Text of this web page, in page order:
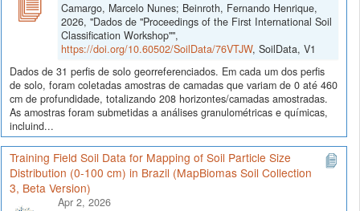
Camargo, Marcelo Nunes; Beinroth, Fernando Henrique,
2026, "Dados de "Proceedings of the First International Soil
Classification Workshop"",
https://doi.org/10.60502/SoilData/76VTJW, SoilData, V1
Dados de 31 perfis de solo georreferenciados. Em cada um dos perfis
de solo, foram coletadas amostras de camadas que variam de 0 até 460
cm de profundidade, totalizando 208 horizontes/camadas amostradas.
As amostras foram submetidas a análises granulométricas e químicas,
incluind...
Training Field Soil Data for Mapping of Soil Particle Size
Distribution (0-100 cm) in Brazil (MapBiomas Soil Collection
3, Beta Version)
Apr 2, 2026